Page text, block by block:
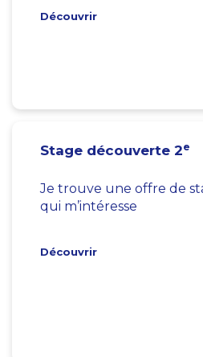
Découvrir
Stage découverte 2e
Je trouve une offre de
qui m’intéresse
Découvrir